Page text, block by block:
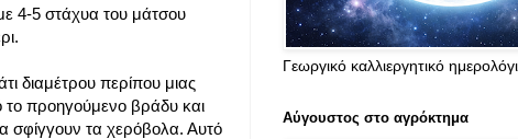
4-5 στάχυα του μάτσου
διαμέτρου περίπου μιας
το προηγούμενο βράδυ και
σφίγγουν τα χερόβολα. Αυτό
Γεωργικό καλλιεργητικό
Αύγουστος στο αγρόκτημα